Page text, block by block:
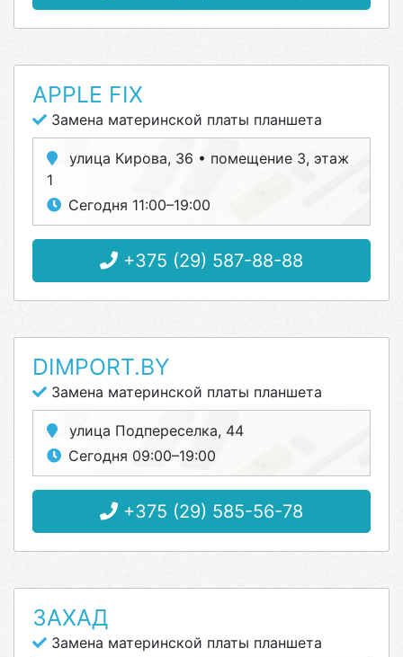
APPLE FIX
Замена материнской платы планшета
улица Кирова, 36 • помещение 3, этаж
1
Сегодня 11:00–19:00
+375 (29) 587-88-88
DIMPORT.BY
Замена материнской платы планшета
улица Подпереселка, 44
Сегодня 09:00–19:00
+375 (29) 585-56-78
ЗАХАД
Замена материнской платы планшета